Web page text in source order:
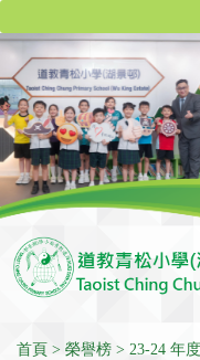
首頁 榮譽榜 23-24 年度